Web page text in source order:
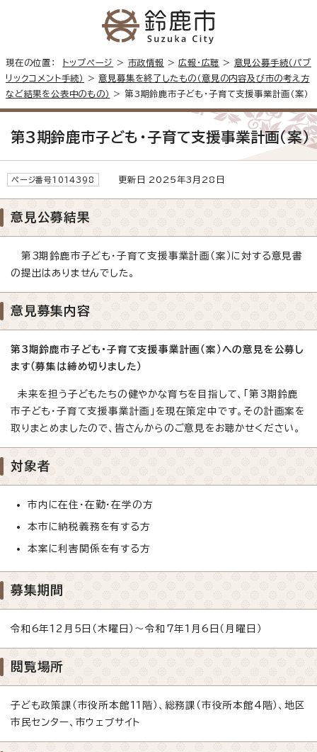
現在の位置： トップページ > 市政情報 >広報・広聴 > 意見公募手続（パブ
リックコメント手続）
>意見募集を終了したもの（意見の内容及び市の考え方
など結果を公表中のもの）
> 第3期鈴鹿市子ども・子育て支援事業計画（案）
第3期鈴鹿市子ども・子育て支援事業計画（案）
ページ番号1014398 更新日 2025年3月28日
意見公募結果
第3期鈴鹿市子ども・子育て支援事業計画（案）に対する意見書
の提出はありませんでした。
意見募集内容
第3期鈴鹿市子ども・子育て支援事業計画（案）への意見を公募し
ます（募集は締め切りました）
未来を担う子どもたちの健やかな育ちを目指して、「第3期鈴鹿
市子ども・子育て支援事業計画」を現在策定中です。その計画案を
取りまとめましたので、皆さんからのご意見をお聴かせください。
対象者
市内に在住・在勤・在学の方
本市に納税義務を有する方
本案に利害関係を有する方
募集期間
令和6年12月5日（木曜日）～令和7年1月6日（月曜日）
閲覧場所
子ども政策課（市役所本館11階）、総務課（市役所本館4階）、地区
市民センター、市ウェブサイト